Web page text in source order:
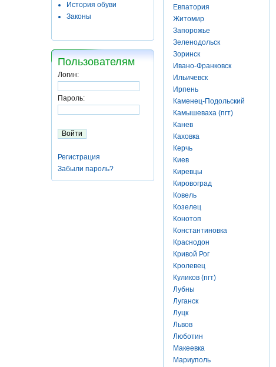
История обуви
Законы
Пользователям
Логин:
Пароль:
Регистрация
Забыли пароль?
Евпатория
Житомир
Запорожье
Зеленодольск
Зоринск
Ивано-Франковск
Ильичевск
Ирпень
Каменец-Подольский
Камышеваха (пгт)
Канев
Каховка
Керчь
Киев
Киревцы
Кировоград
Ковель
Козелец
Конотоп
Константиновка
Краснодон
Кривой Рог
Кролевец
Куликов (пгт)
Лубны
Луганск
Луцк
Львов
Люботин
Макеевка
Мариуполь